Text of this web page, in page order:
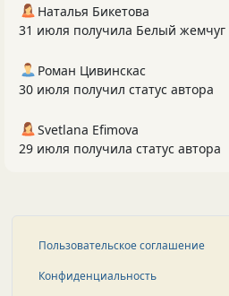
Наталья Бикетова
31 июля получила Белый жемчуг
Роман Цивинскас
30 июля получил статус автора
Svetlana Efimova
29 июля получила статус автора
Пользовательское соглашение
Конфиденциальность